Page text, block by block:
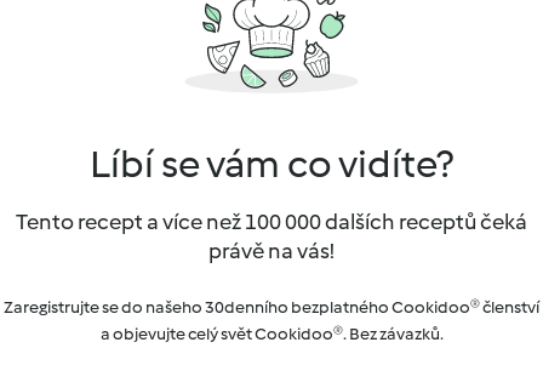
Líbí se vám co vidíte?
Tento recept a více než 100 000 dalších receptů čeká
právě na vás!
Zaregistrujte se do našeho 30denního bezplatného Cookidoo® členství
a objevujte celý svět Cookidoo®. Bez závazků.